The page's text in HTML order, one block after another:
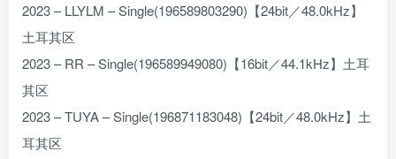
2023 – LLYLM – Single(196589803290)【24bit／48.0kHz】
土耳其区
2023 – RR – Single(196589949080)【16bit／44.1kHz】土耳
其区
2023 – TUYA – Single(196871183048)【24bit／48.0kHz】土
耳其区